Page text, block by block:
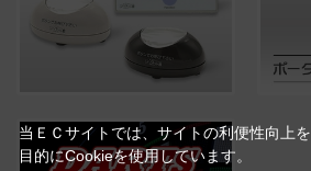
当ＥＣサイトでは、サイトの利便性向上を
目的にCookieを使用しています。